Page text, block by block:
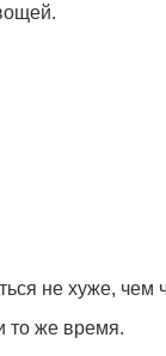
не хуже, чем
то же время.